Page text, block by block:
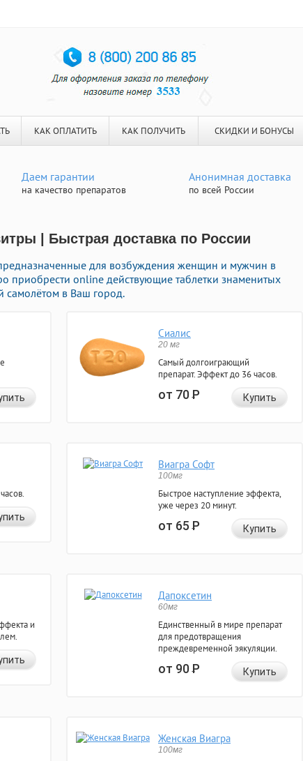
КАК ОПЛАТИТЬ КАК ПОЛУЧИТЬ СКИДКИ И БОНУСЫ
Даем гарантии
на качество препаратов
Анонимная доставка
по всей России
| Быстрая доставка по России
для возбуждения женщин и мужчин в
приобрести online действующие таблетки знаменитых
самолётом в Ваш город.
Сиалис
20 мг
Самый долгоиграющий
препарат. Эффект до 36 часов.
от 70Р Купить
Виагра Софт
100мг
Быстрое наступление эффекта,
уже через 20 минут.
от 65Р Купить
и
Дапоксетин
60мг
Единственный в мире препарат
для предотвращения
преждевременной эякуляции.
от 90Р Купить
Женская Виагра
100мг